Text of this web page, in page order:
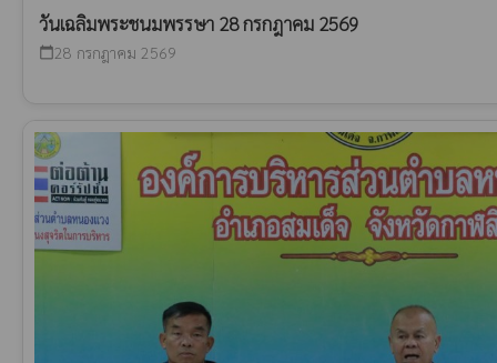
วันเฉลิมพระชนมพรรษา 28 กรกฎาคม 2569
calendar_today28 กรกฎาคม 2569